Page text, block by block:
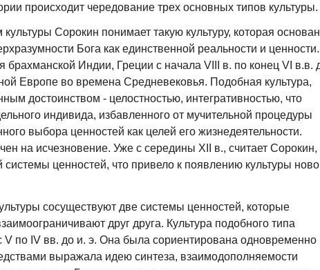
происходит чередование трех основных типов культуры.
Сорокин понимает такую культуру, которая
Бога как единственной реальности и ценности.
брахманской Индии, Греции с начала VIII в. по конец VI в.в.
Европе во времена Средневековья. Подобная культура,
достоинством - целостностью, интегративностью, что
индивида, избавленного от мучительной процедуры
выбора ценностей как целей его жизнедеятельности.
на исчезновение. Уже с середины XII в., считает Сорокин,
ценностей, что привело к появлению культуры
сосуществуют две системы ценностей, которые
друг друга. Культура подобного типа
по IV вв. до и. э. Она была сориентирована одновременно
выражала идею синтеза, взаимодополняемости